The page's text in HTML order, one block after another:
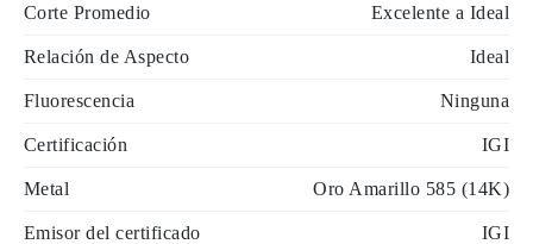
Corte Promedio Excelente a Ideal
Relación de Aspecto Ideal
Fluorescencia Ninguna
Certificación IGI
Metal Oro Amarillo 585 (14K)
Emisor del certificado IGI